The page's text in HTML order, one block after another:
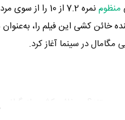
منظوم
نمره 7.2 از
در سینما آغاز کرد.
هستند؟ در خائن کشی